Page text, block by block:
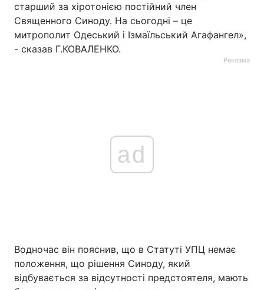
старший за хіротонією постійний член
Священного Синоду. На сьогодні – це
митрополит Одеський і Ізмаїльський Агафангел»,
- сказав Г.КОВАЛЕНКО.
Реклама
ad
Водночас він пояснив, що в Статуті УПЦ немає
положення, що рішення Синоду, який
відбувається за відсутності предстоятеля, мають